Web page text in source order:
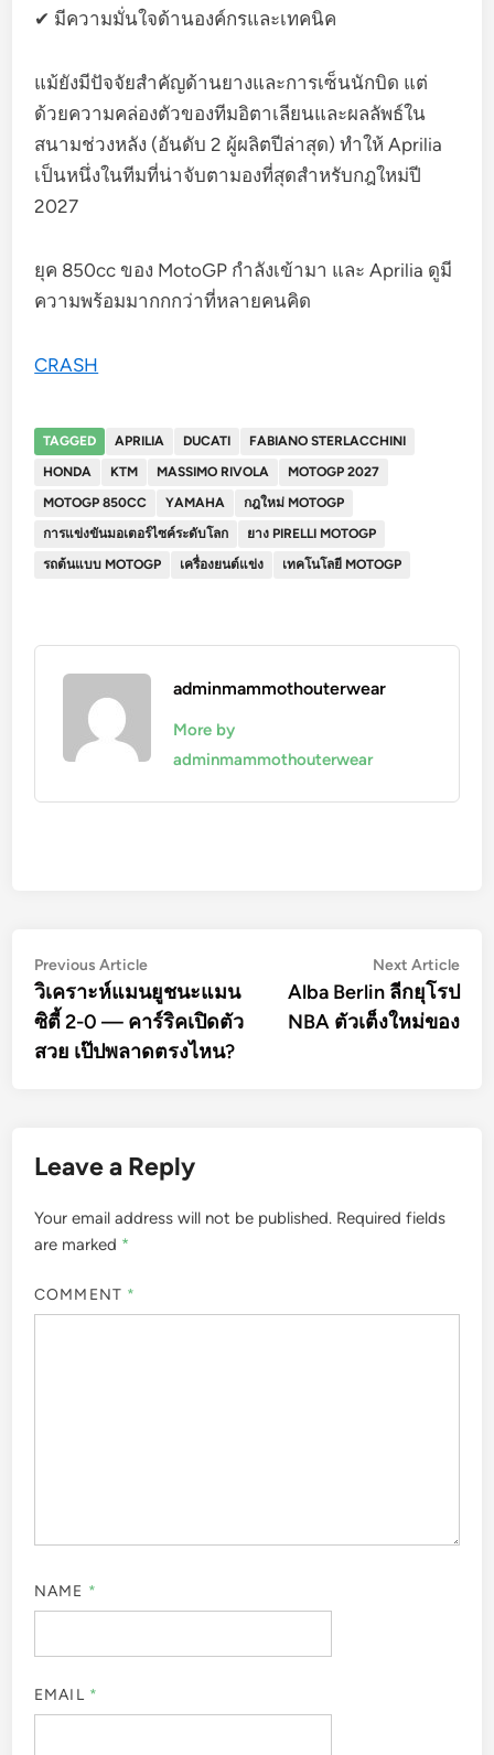
✔ มีความมั่นใจด้านองค์กรและเทคนิค
แม้ยังมีปัจจัยสำคัญด้านยางและการเซ็นนักบิด แต่
ด้วยความคล่องตัวของทีมอิตาเลียนและผลลัพธ์ใน
สนามช่วงหลัง (อันดับ 2 ผู้ผลิตปีล่าสุด) ทำให้ Aprilia
เป็นหนึ่งในทีมที่น่าจับตามองที่สุดสำหรับกฎใหม่ปี
2027
ยุค 850cc ของ MotoGP กำลังเข้ามา และ Aprilia ดูมี
ความพร้อมมากกกว่าที่หลายคนคิด
CRASH
TAGGED APRILIA DUCATI
FABIANO STERLACCHINI
HONDA
KTM MASSIMO RIVOLA
MOTOGP 2027
MOTOGP 850CC
YAMAHA
กฎใหม่ MOTOGP
การแข่งขันมอเตอร์ไซค์ระดับโลก
ยาง PIRELLI MOTOGP
รถต้นแบบ MOTOGP
เครื่องยนต์แข่ง เทคโนโลยี MOTOGP
adminmammothouterwear
More by
adminmammothouterwear
Post
navigation
Previous ArticlePrevious
article:
วิเคราะห์แมนยูชนะแมน
ซิตี้ 2-0 — คาร์ริคเปิดตัว
สวย เป๊ปพลาดตรงไหน?
Next Article
Alba Berlin ลีกยุโรป
NBA ตัวเต็งใหม่ของ
Leave a Reply
Your email address will not be published. Required fields
are marked *
COMMENT *
NAME *
EMAIL *